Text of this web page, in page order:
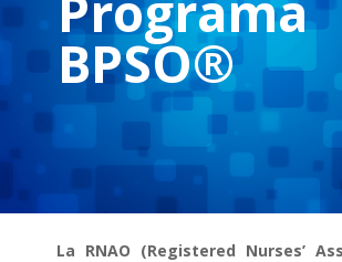
BPSO®
La RNAO (Registered Nurses’